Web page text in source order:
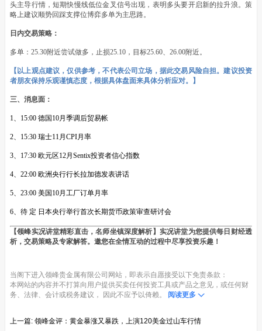
头主导行情，短期快慢线低位金叉信号出现，表明多头要开启新的拉升浪。策
略上建议顺势回踩支撑位博弈多单为主思路。
日内交易策略：
多单：25.30附近尝试做多，止损25.10，目标25.60、26.00附近。
【以上观点建议，仅供参考，不代表公司立场，据此交易风险自担。建议投资
者朋友保持乐观谨慎态度，根据具体盘面来具体分析应对。】
三、消息面：
1、15:00 德国10月季调后贸易帐
2、15:30 瑞士11月CPI月率
3、17:30 欧元区12月Sentix投资者信心指数
4、22:00 欧洲央行行长拉加德发表讲话
5、23:00 美国10月工厂订单月率
6、待 定 日本央行举行首次长期货币政策审查研讨会
【领峰实况讲堂精彩直击，名师坐镇深度解析】实况讲堂为您提供每日财经透
析，交易策略及专家解答。邀您在全情互动的过程中尽享投资乐趣！
当阁下进入领峰贵金属有限公司网站，即表示自愿接受以下免责条款：
本网站的内容并不打算向用户提供买卖任何投资工具或产品之意见，或任何财
务、法律、会计或税务建议， 因此不应予以倚赖。 阅读更多
上一篇: 领峰金评：黄金暴涨又暴跌，上演120美金过山车行情